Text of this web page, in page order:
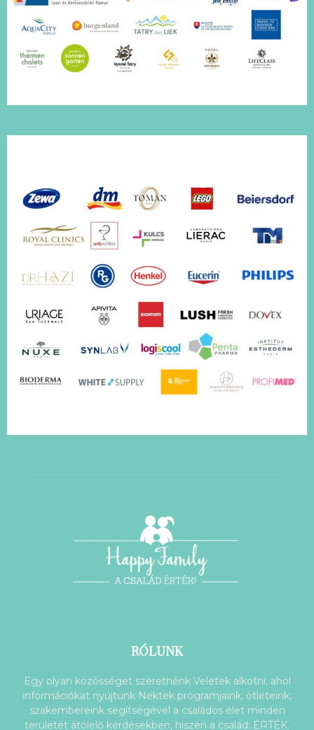
RÓLUNK
Egy olyan közösséget szeretnénk Veletek alkotni, ahol
információkat nyújtunk Nektek programjaink, ötleteink,
szakembereink segítségével a családos élet minden
területét átölelő kérdésekben, hiszen a család: ÉRTÉK.